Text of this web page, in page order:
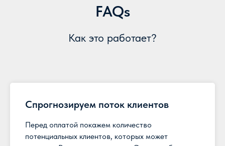
FAQs
Как это работает?
Спрогнозируем поток клиентов
Перед оплатой покажем количество
потенциальных клиентов, которых может